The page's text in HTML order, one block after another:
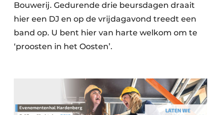
Bouwerij. Gedurende drie beursdagen draait
hier een DJ en op de vrijdagavond treedt een
band op. U bent hier van harte welkom om te
‘proosten in het Oosten’.